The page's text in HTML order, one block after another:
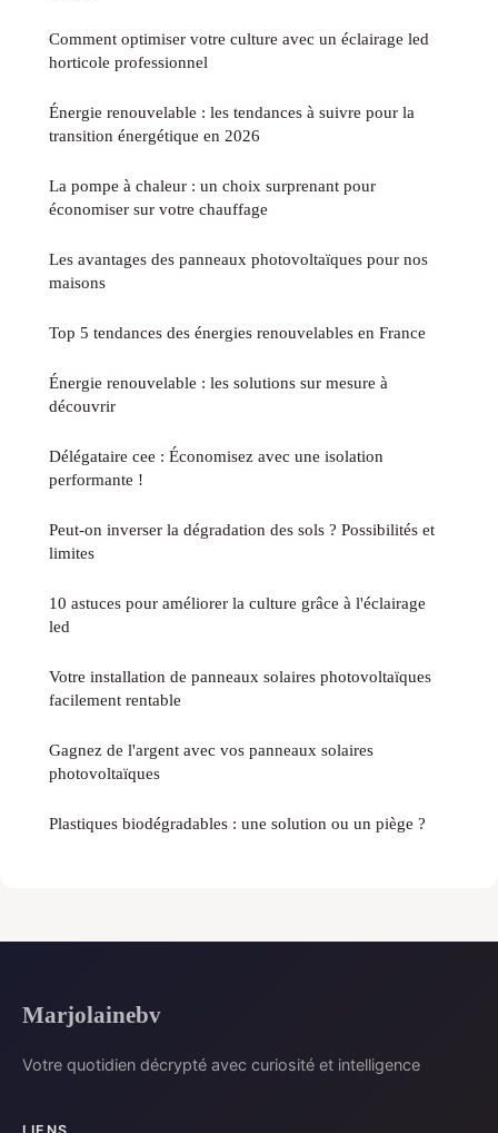
Comment optimiser votre culture avec un éclairage led
horticole professionnel
Énergie renouvelable : les tendances à suivre pour la
transition énergétique en 2026
La pompe à chaleur : un choix surprenant pour
économiser sur votre chauffage
Les avantages des panneaux photovoltaïques pour nos
maisons
Top 5 tendances des énergies renouvelables en France
Énergie renouvelable : les solutions sur mesure à
découvrir
Délégataire cee : Économisez avec une isolation
performante !
Peut-on inverser la dégradation des sols ? Possibilités et
limites
10 astuces pour améliorer la culture grâce à l'éclairage
led
Votre installation de panneaux solaires photovoltaïques
facilement rentable
Gagnez de l'argent avec vos panneaux solaires
photovoltaïques
Plastiques biodégradables : une solution ou un piège ?
Marjolainebv
Votre quotidien décrypté avec curiosité et intelligence